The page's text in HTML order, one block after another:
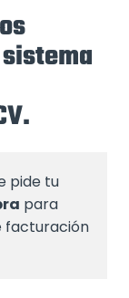
pide tu
para
facturación